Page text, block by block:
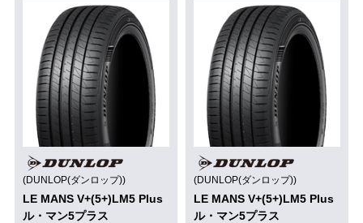
(DUNLOP(ダンロップ))
LE MANS V+(5+)LM5 Plus
ル・マン5プラス
(DUNLOP(ダンロップ))
LE MANS V+(5+)LM5 Plus
ル・マン5プラス